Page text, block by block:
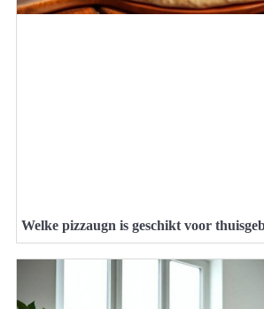
Welke pizzaugn is geschikt voor